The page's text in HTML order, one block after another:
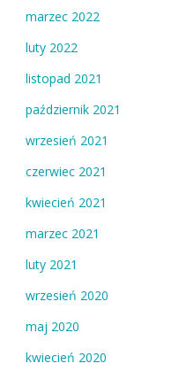
marzec 2022
luty 2022
listopad 2021
październik 2021
wrzesień 2021
czerwiec 2021
kwiecień 2021
marzec 2021
luty 2021
wrzesień 2020
maj 2020
kwiecień 2020